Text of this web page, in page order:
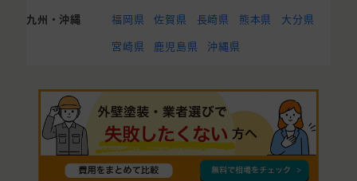
九州・沖縄 福岡県 佐賀県 長崎県 熊本県
大分県
宮崎県
鹿児島県 沖縄県